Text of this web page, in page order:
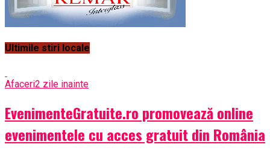
Ultimile stiri locale
Afaceri2 zile inainte
EvenimenteGratuite.ro promovează online
evenimentele cu acces gratuit din România